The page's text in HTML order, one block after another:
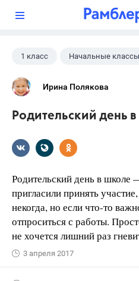
1 класс Начальные классы
Ирина Полякова
Родительский день
Родительский день в школе
пригласили принять
некогда, но если что-то
отпроситься с работы.
не хочется лишний раз
3 апреля 2017